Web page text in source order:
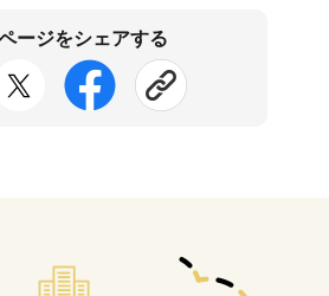
ージをシェアする